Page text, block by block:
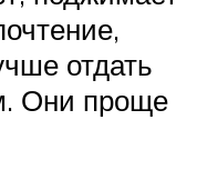
отдать
Они проще